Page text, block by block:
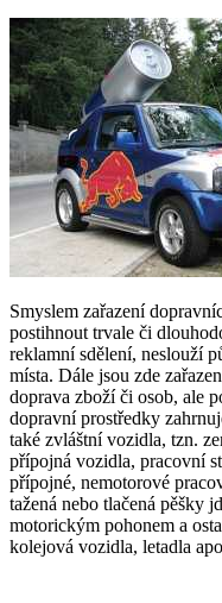
Smyslem zařazení
postihnout trvale či
reklamní sdělení, neslouží
místa. Dále jsou zde
doprava zboží či osob, ale
dopravní prostředky
také zvláštní vozidla, tzn.
přípojná vozidla, pracovní
přípojné, nemotorové
tažená nebo tlačená pěšky
motorickým pohonem a
kolejová vozidla, letadla